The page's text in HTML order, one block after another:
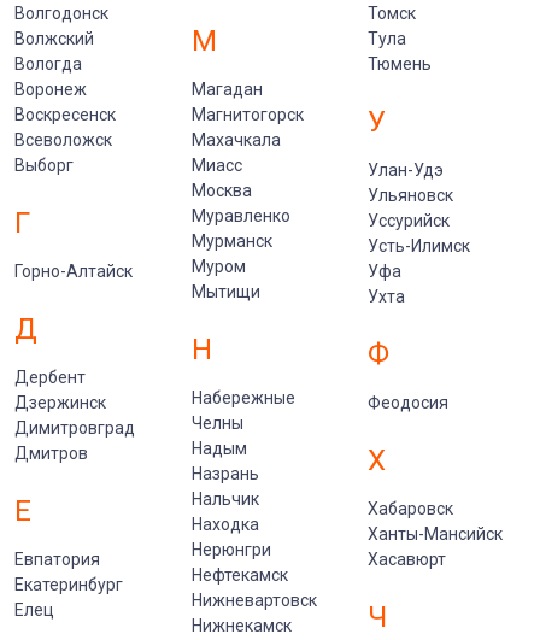
Волгодонск
Волжский
Вологда
Воронеж
Воскресенск
Всеволожск
Выборг
Г
Горно-Алтайск
Д
Дербент
Дзержинск
Димитровград
Дмитров
Е
Евпатория
Екатеринбург
Елец
М
Магадан
Магнитогорск
Махачкала
Миасс
Москва
Муравленко
Мурманск
Муром
Мытищи
Н
Набережные
Челны
Надым
Назрань
Нальчик
Находка
Нерюнгри
Нефтекамск
Нижневартовск
Нижнекамск
Томск
Тула
Тюмень
У
Улан-Удэ
Ульяновск
Уссурийск
Усть-Илимск
Уфа
Ухта
Ф
Феодосия
Х
Хабаровск
Ханты-Мансийск
Хасавюрт
Ч